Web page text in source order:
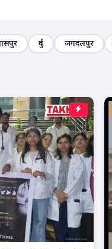
दुर्ग जगदलपुर